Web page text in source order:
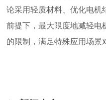
论采用轻质材料、优化电
前提下，最大限度地减轻
的限制，满足特殊应用场景